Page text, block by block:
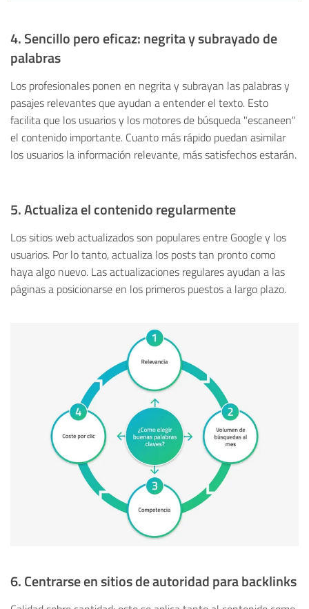
4. Sencillo pero eficaz: negrita y subrayado de
palabras
Los profesionales ponen en negrita y subrayan las palabras y
pasajes relevantes que ayudan a entender el texto. Esto
facilita que los usuarios y los motores de búsqueda "escaneen"
el contenido importante. Cuanto más rápido puedan asimilar
los usuarios la información relevante, más satisfechos estarán.
5. Actualiza el contenido regularmente
Los sitios web actualizados son populares entre Google y los
usuarios. Por lo tanto, actualiza los posts tan pronto como
haya algo nuevo. Las actualizaciones regulares ayudan a las
páginas a posicionarse en los primeros puestos a largo plazo.
6. Centrarse en sitios de autoridad para backlinks